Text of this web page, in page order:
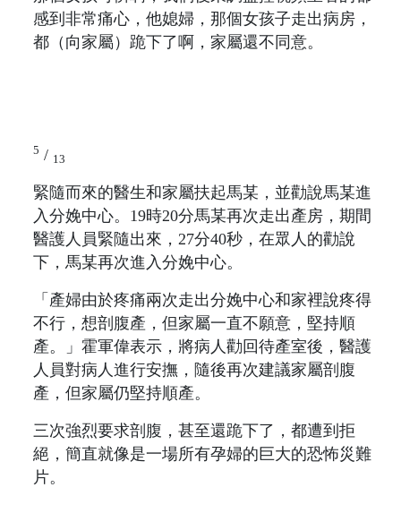
感到非常痛心，他媳婦，那個女孩子走出病房，
都（向家屬）跪下了啊，家屬還不同意。
5 / 13
緊隨而來的醫生和家屬扶起馬某，並勸說馬某進
入分娩中心。19時20分馬某再次走出產房，期間
醫護人員緊隨出來，27分40秒，在眾人的勸說
下，馬某再次進入分娩中心。
「產婦由於疼痛兩次走出分娩中心和家裡說疼得
不行，想剖腹產，但家屬一直不願意，堅持順
產。」霍軍偉表示，將病人勸回待產室後，醫護
人員對病人進行安撫，隨後再次建議家屬剖腹
產，但家屬仍堅持順產。
三次強烈要求剖腹，甚至還跪下了，都遭到拒
絕，簡直就像是一場所有孕婦的巨大的恐怖災難
片。